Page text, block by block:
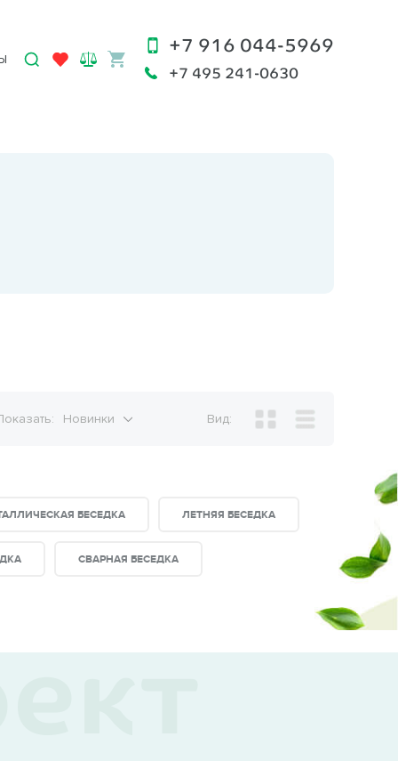
+7 916 044-5969
+7 495 241-0630
Новинки Вид:
БЕСЕДКА ЛЕТНЯЯ БЕСЕДКА
СВАРНАЯ БЕСЕДКА